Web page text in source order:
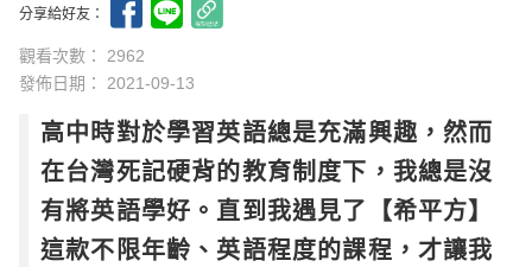
分享給好友：
觀看次數： 2962
發佈日期： 2021-09-13
高中時對於學習英語總是充滿興趣，然而
在台灣死記硬背的教育制度下，我總是沒
有將英語學好。直到我遇見了【希平方】
這款不限年齡、英語程度的課程，才讓我